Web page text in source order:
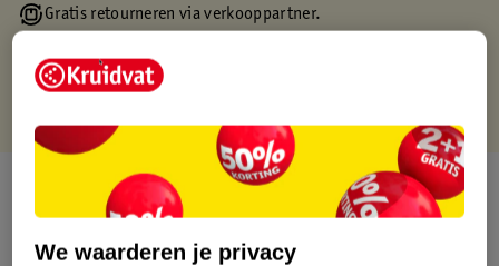
Gratis retourneren via verkooppartner.
Over dit product
Productinformatie
We waarderen je privacy